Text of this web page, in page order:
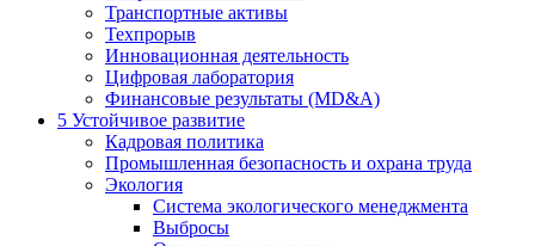
Транспортные активы
Техпрорыв
Инновационная деятельность
Цифровая лаборатория
Финансовые результаты (MD&A)
5 Устойчивое развитие
Кадровая политика
Промышленная безопасность и охрана труда
Экология
Система экологического менеджмента
Выбросы